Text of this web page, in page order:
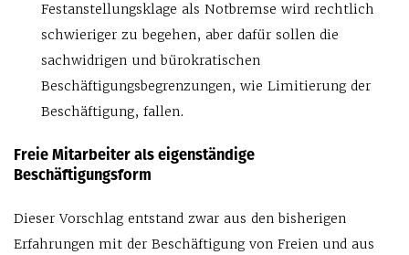
Festanstellungsklage als Notbremse wird rechtlich
schwieriger zu begehen, aber dafür sollen die
sachwidrigen und bürokratischen
Beschäftigungsbegrenzungen, wie Limitierung der
Beschäftigung, fallen.
Freie Mitarbeiter als eigenständige
Beschäftigungsform
Dieser Vorschlag entstand zwar aus den bisherigen
Erfahrungen mit der Beschäftigung von Freien und aus